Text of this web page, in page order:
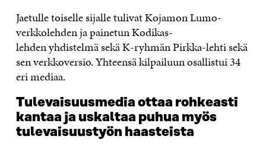
Jaetulle toiselle sijalle tulivat Kojamon Lumo-
verkkolehden ja painetun Kodikas-
lehden yhdistelmä sekä K-ryhmän Pirkka-lehti sekä
sen verkkoversio. Yhteensä kilpailuun osallistui 34
eri mediaa.
Tulevaisuusmedia ottaa rohkeasti
kantaa ja uskaltaa puhua myös
tulevaisuustyön haasteista